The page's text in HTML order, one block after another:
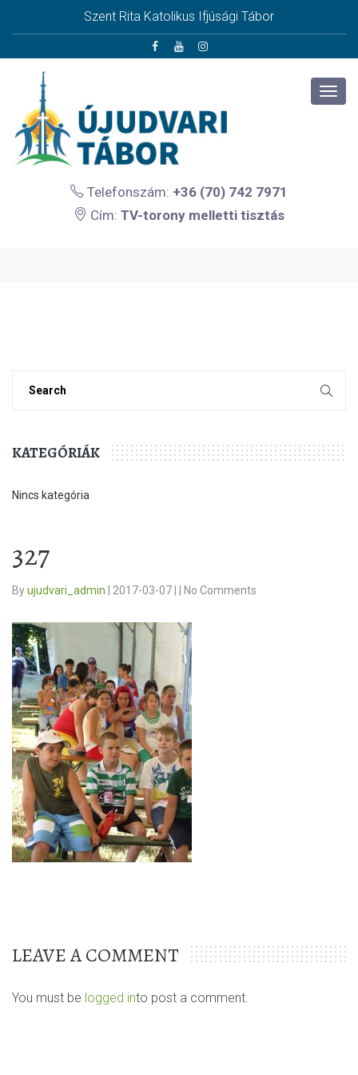
Szent Rita Katolikus Ifjúsági Tábor
Telefonszám: +36 (70) 742 7971
Cím: TV-torony melletti tisztás
KATEGÓRIÁK
Nincs kategória
327
Byujudvari_admin 2017-03-07 No Comments
LEAVE A COMMENT
You must be logged into post a comment.